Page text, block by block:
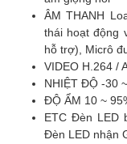
ÂM THANH
thái hoạt động
hỗ trợ), Micrô
VIDEO H.264 /
NHIỆT ĐỘ -30
ĐỘ ẨM 10 ~
ETC Đèn LED
Đèn LED nhận